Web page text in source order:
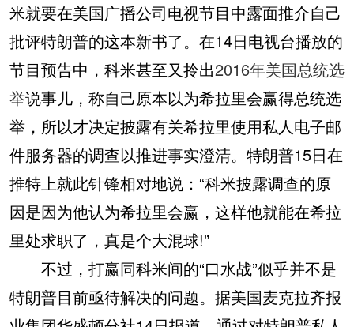
米就要在美国广播公司电视节目中露面推介自己
批评特朗普的这本新书了。在14日电视台播放的
节目预告中，科米甚至又拎出2016年美国总统选
举说事儿，称自己原本以为希拉里会赢得总统选
举，所以才决定披露有关希拉里使用私人电子邮
件服务器的调查以推进事实澄清。特朗普15日在
推特上就此针锋相对地说：“科米披露调查的原
因是因为他认为希拉里会赢，这样他就能在希拉
里处求职了，真是个大混球!”
不过，打赢同科米间的“口水战”似乎并不是
特朗普目前亟待解决的问题。据美国麦克拉齐报